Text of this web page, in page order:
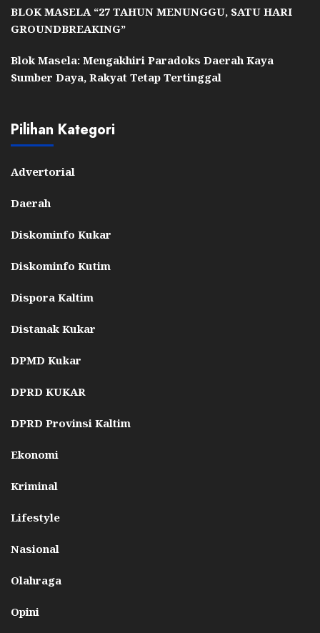
BLOK MASELA “27 TAHUN MENUNGGU, SATU HARI
GROUNDBREAKING”
Blok Masela: Mengakhiri Paradoks Daerah Kaya
Sumber Daya, Rakyat Tetap Tertinggal
Pilihan Kategori
Advertorial
Daerah
Diskominfo Kukar
Diskominfo Kutim
Dispora Kaltim
Distanak Kukar
DPMD Kukar
DPRD KUKAR
DPRD Provinsi Kaltim
Ekonomi
Kriminal
Lifestyle
Nasional
Olahraga
Opini